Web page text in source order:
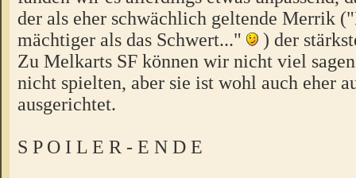
der als eher schwächlich geltende Merrik
mächtiger als das Schwert..."
) der
Zu Melkarts SF können wir nicht viel
nicht spielten, aber sie ist wohl auch eher
ausgerichtet.
S P O I L E R - E N D E